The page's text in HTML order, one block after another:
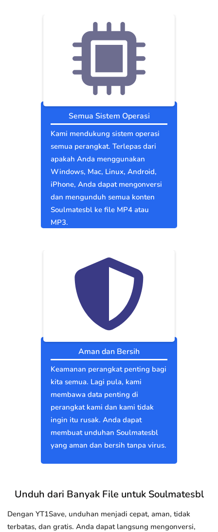
Semua Sistem Operasi
Kami mendukung sistem operasi
semua perangkat. Terlepas dari
apakah Anda menggunakan
Windows, Mac, Linux, Android,
iPhone, Anda dapat mengonversi
dan mengunduh semua konten
Soulmatesbl ke file MP4 atau
MP3.
Aman dan Bersih
Keamanan perangkat penting bagi
kita semua. Lagi pula, kami
membawa data penting di
perangkat kami dan kami tidak
ingin itu rusak. Anda dapat
membuat unduhan Soulmatesbl
yang aman dan bersih tanpa virus.
Unduh dari Banyak File untuk Soulmatesbl
Dengan YT1Save, unduhan menjadi cepat, aman, tidak
terbatas, dan gratis. Anda dapat langsung mengonversi,